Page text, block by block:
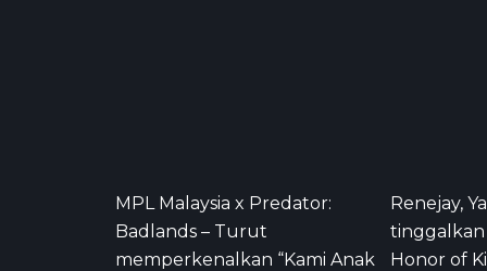
MPL Malaysia x Predator:
Badlands – Turut
memperkenalkan “Kami Anak
Renejay,
tinggalkan
Honor of